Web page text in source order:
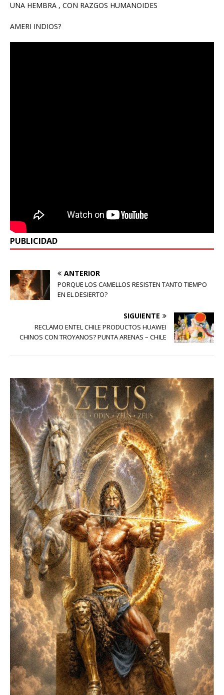
UNA HEMBRA , CON RAZGOS HUMANOIDES
AMERI INDIOS?
PUBLICIDAD
ANTERIOR
PORQUE LOS CAMELLOS RESISTEN TANTO TIEMPO
EN EL DESIERTO?
SIGUIENTE
RECLAMO ENTEL CHILE PRODUCTOS HUAWEI
CHINOS CON TROYANOS? PUNTA ARENAS – CHILE